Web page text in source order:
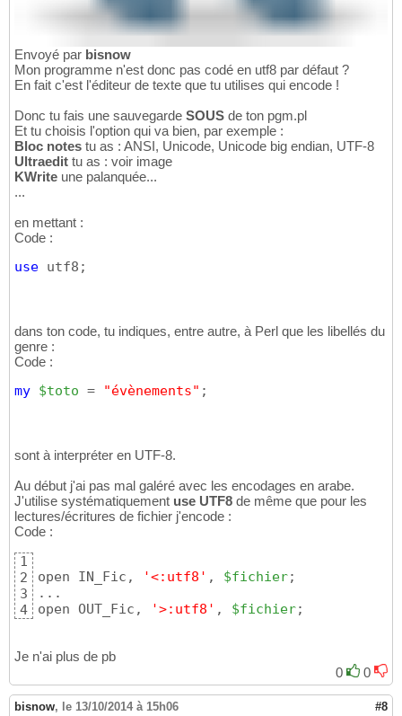
Envoyé par bisnow
Mon programme n'est donc pas codé en utf8 par défaut ?
En fait c'est l'éditeur de texte que tu utilises qui encode !
Donc tu fais une sauvegarde SOUS de ton pgm.pl
Et tu choisis l'option qui va bien, par exemple :
Bloc notes tu as : ANSI, Unicode, Unicode big endian, UTF-8
Ultraedit tu as : voir image
KWrite une palanquée...
...
en mettant :
Code :
use utf8;
dans ton code, tu indiques, entre autre, à Perl que les libellés du
genre :
Code :
my $toto = "évènements" ;
sont à interpréter en UTF-8.
Au début j'ai pas mal galéré avec les encodages en arabe.
J'utilise systématiquement use UTF8 de même que pour les
lectures/écritures de fichier j'encode :
Code :
1
2
3
4
open IN_Fic, '<:utf8' , $fichier;
...
open OUT_Fic,
'>:utf8' , $fichier;
Je n'ai plus de pb
0
0
bisnow, le 13/10/2014 à 15h06 #8